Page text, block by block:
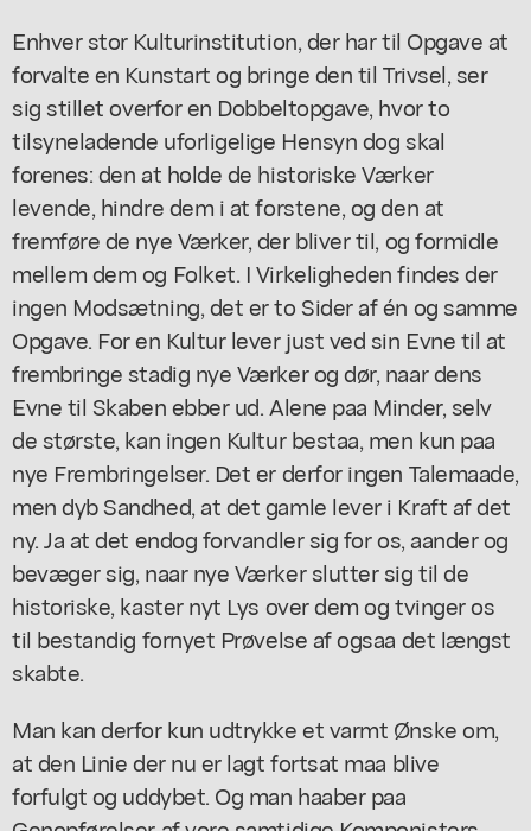
Enhver stor Kulturinstitution, der har til Opgave at
forvalte en Kunstart og bringe den til Trivsel, ser
sig stillet overfor en Dobbeltopgave, hvor to
tilsyneladende uforligelige Hensyn dog skal
forenes: den at holde de historiske Værker
levende, hindre dem i at forstene, og den at
fremføre de nye Værker, der bliver til, og formidle
mellem dem og Folket. I Virkeligheden findes der
ingen Modsætning, det er to Sider af én og samme
Opgave. For en Kultur lever just ved sin Evne til at
frembringe stadig nye Værker og dør, naar dens
Evne til Skaben ebber ud. Alene paa Minder, selv
de største, kan ingen Kultur bestaa, men kun paa
nye Frembringelser. Det er derfor ingen Talemaade,
men dyb Sandhed, at det gamle lever i Kraft af det
ny. Ja at det endog forvandler sig for os, aander og
bevæger sig, naar nye Værker slutter sig til de
historiske, kaster nyt Lys over dem og tvinger os
til bestandig fornyet Prøvelse af ogsaa det længst
skabte.
Man kan derfor kun udtrykke et varmt Ønske om,
at den Linie der nu er lagt fortsat maa blive
forfulgt og uddybet. Og man haaber paa